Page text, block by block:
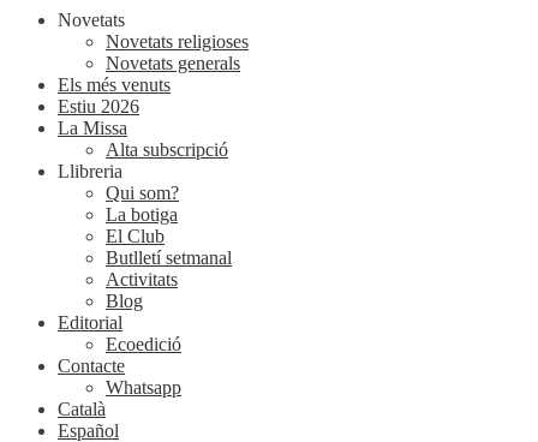
Novetats
Novetats religioses
Novetats generals
Els més venuts
Estiu 2026
La Missa
Alta subscripció
Llibreria
Qui som?
La botiga
El Club
Butlletí setmanal
Activitats
Blog
Editorial
Ecoedició
Contacte
Whatsapp
Català
Español